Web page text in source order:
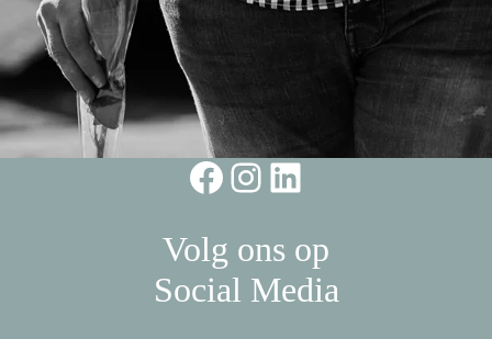
Facebook Instagram LinkedIn
Volg ons op
Social Media